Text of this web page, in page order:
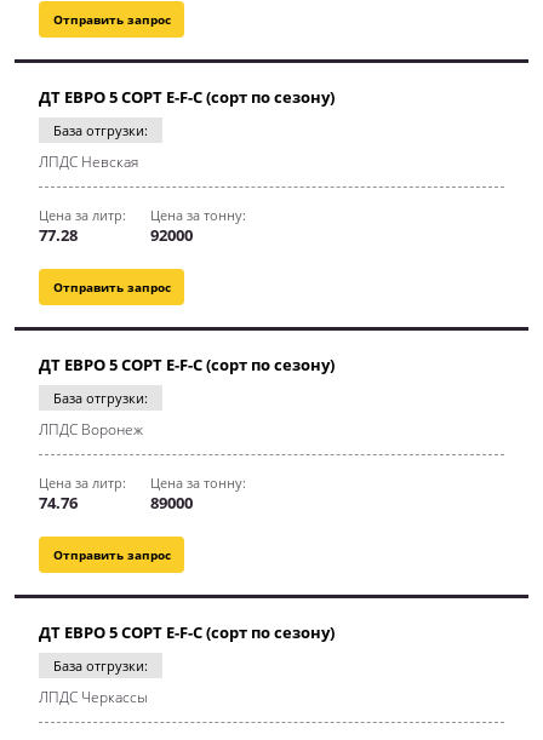
Отправить запрос
Отправить запрос
ДТ ЕВРО 5 СОРТ E-F-C (сорт по сезону)
База отгрузки:
ЛПДС Невская
Цена за литр:
77.28
Цена за тонну:
92000
Отправить запрос
ДТ ЕВРО 5 СОРТ E-F-C (сорт по сезону)
База отгрузки:
ЛПДС Воронеж
Цена за литр:
74.76
Цена за тонну:
89000
ДТ ЕВРО 5 СОРТ E-F-C (сорт по сезону)
База отгрузки:
ЛПДС Черкассы